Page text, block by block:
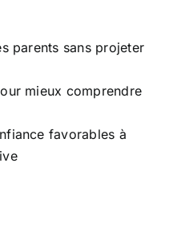
parents sans projeter
mieux comprendre
favorables à